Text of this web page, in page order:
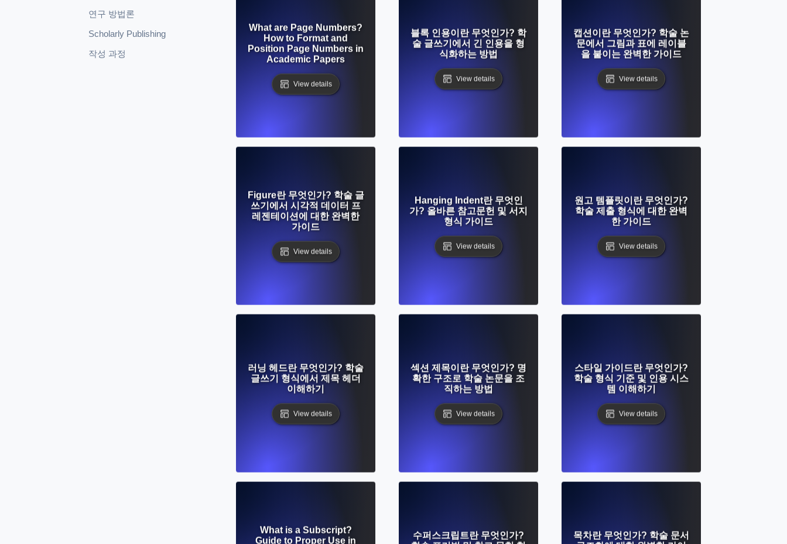
연구 방법론
Scholarly Publishing
작성 과정
What are Page Numbers?
How to Format and
Position Page Numbers in
Academic Papers
View details
블록 인용이란 무엇인가? 학
술 글쓰기에서 긴 인용을 형
식화하는 방법
View details
캡션이란 무엇인가? 학술 논
문에서 그림과 표에 레이블
을 붙이는 완벽한 가이드
View details
Figure란 무엇인가? 학술 글
쓰기에서 시각적 데이터 프
레젠테이션에 대한 완벽한
가이드
View details
Hanging Indent란 무엇인
가? 올바른 참고문헌 및 서지
형식 가이드
View details
원고 템플릿이란 무엇인가?
학술 제출 형식에 대한 완벽
한 가이드
View details
러닝 헤드란 무엇인가? 학술
글쓰기 형식에서 제목 헤더
이해하기
View details
섹션 제목이란 무엇인가? 명
확한 구조로 학술 논문을 조
직하는 방법
View details
스타일 가이드란 무엇인가?
학술 형식 기준 및 인용 시스
템 이해하기
View details
What is a Subscript?
Guide to Proper Use in
수퍼스크립트란 무엇인가?
목차란 무엇인가? 학술 문서